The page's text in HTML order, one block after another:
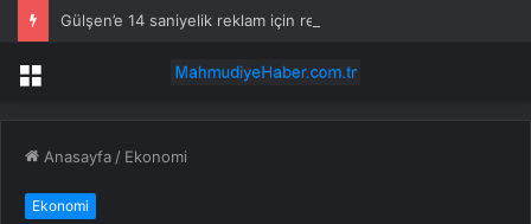
Gülşen’e 14 saniyelik reklam için rekor ücret
Menü
Anasayfa / Ekonomi
Ekonomi